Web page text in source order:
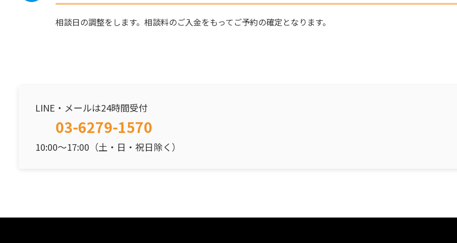
相談日の調整をします。相談料のご入金をもってご予約の確定となります。
LINE・メールは24時間受付
03-6279-1570
10:00～17:00（土・日・祝日除く）